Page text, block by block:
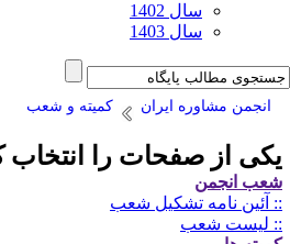
سال 1402
سال 1403
انجمن مشاوره ایران کمیته و شعب
از صفحات را انتخاب
انجمن
آئین نامه تشکیل شعب
لیست شعب